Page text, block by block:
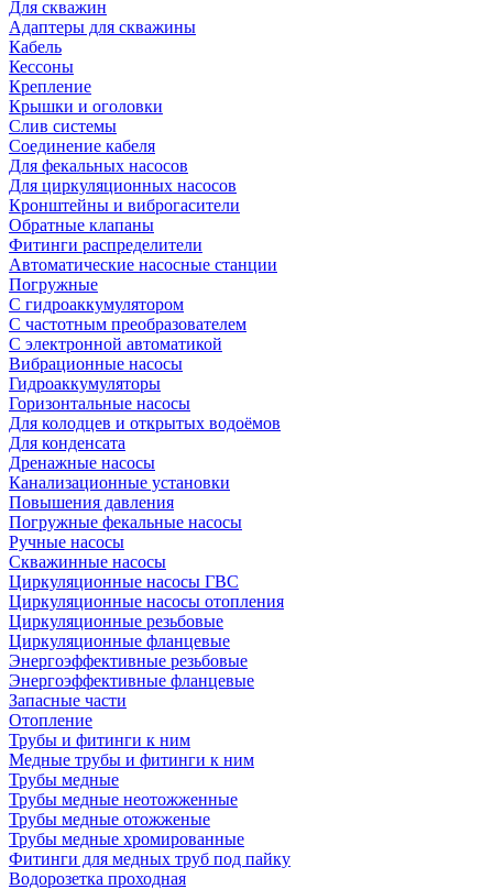
Для скважин
Адаптеры для скважины
Кабель
Кессоны
Крепление
Крышки и оголовки
Слив системы
Соединение кабеля
Для фекальных насосов
Для циркуляционных насосов
Кронштейны и виброгасители
Обратные клапаны
Фитинги распределители
Автоматические насосные станции
Погружные
С гидроаккумулятором
С частотным преобразователем
С электронной автоматикой
Вибрационные насосы
Гидроаккумуляторы
Горизонтальные насосы
Для колодцев и открытых водоёмов
Для конденсата
Дренажные насосы
Канализационные установки
Повышения давления
Погружные фекальные насосы
Ручные насосы
Скважинные насосы
Циркуляционные насосы ГВС
Циркуляционные насосы отопления
Циркуляционные резьбовые
Циркуляционные фланцевые
Энергоэффективные резьбовые
Энергоэффективные фланцевые
Запасные части
Отопление
Трубы и фитинги к ним
Медные трубы и фитинги к ним
Трубы медные
Трубы медные неотожженные
Трубы медные отожженые
Трубы медные хромированные
Фитинги для медных труб под пайку
Водорозетка проходная